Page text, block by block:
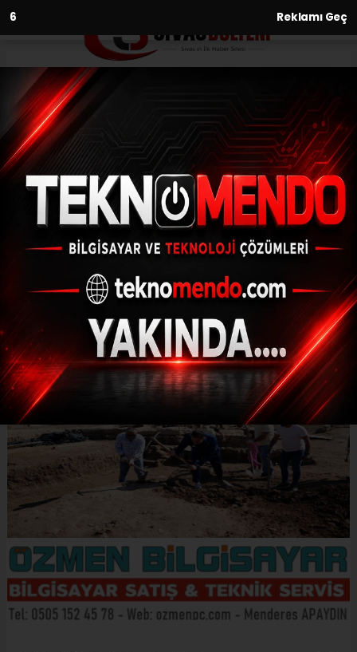
5 Reklamı Geç
Anasayfa Kültür-Sanat-Tarih
Kazmayı bu sefer ateş
savaşçıları vurdu
KÜLTÜR-SANAT-TARIH
(İHA) - İhlas Haber Ajansı | 30.09.2024 - 19:02, Güncelleme:
30.09.2024 - 18:33
Kazmayı bu sefer ateş savaşçıları vurdu